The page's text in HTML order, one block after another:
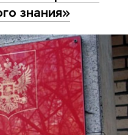
знания»